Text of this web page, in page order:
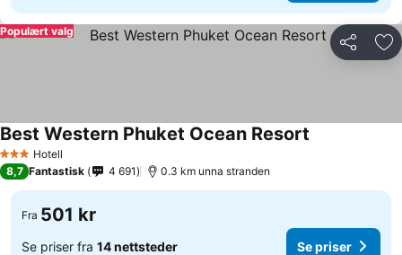
Del
Populært valg
3 StjernerHotell
Best Western Phuket Ocean Resort
8,7 Fantastisk 4 691 0.3 km unna stranden
Fra 501 kr
Se priser fra 14 nettsteder Se priser